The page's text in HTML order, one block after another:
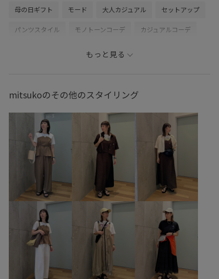
母の日ギフト モード 大人カジュアル セットアップ
パンツスタイル モノトーンコーデ カジュアルコーデ
ROPÉ PICNIC
バッグ トートバッグ シューズ
GIA16150 0318PRESS対象商品
26RPUVCARE 26SSRPgoods
26SS_エアリーリネンライク 26SSエアリーリネンライク
RP26SS RP26SS_goods RP26SS着映えトップス
Wbottoms_pickup Wshoes_pickup お手入れしやすい
きちんと感 こなれ感 しっかりカバー
やや長め カジュアル クッション性
クロップド丈 クーポン対象商品
もっと見る
mitsukoのその他のスタイリング